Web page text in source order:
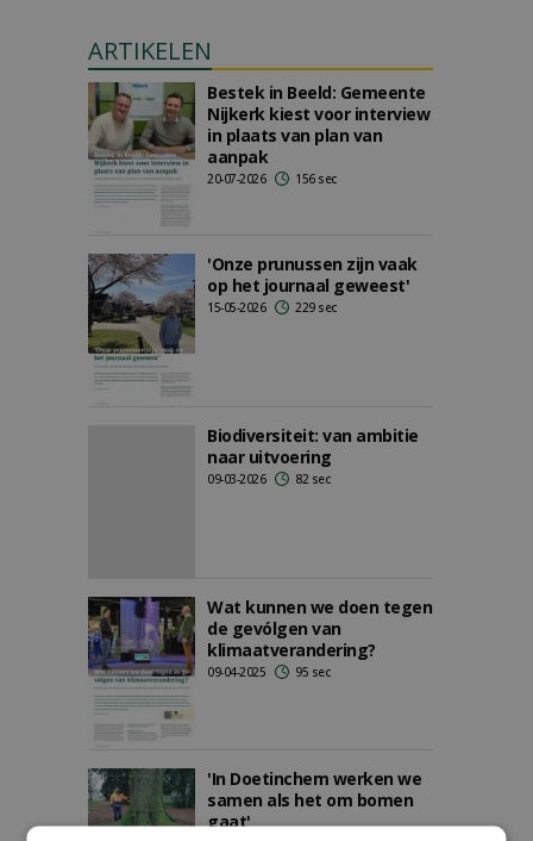
ARTIKELEN
Bestek in Beeld: Gemeente
Nijkerk kiest voor interview
in plaats van plan van
aanpak
20-07-2026 156 sec
'Onze prunussen zijn vaak
op het journaal geweest'
15-05-2026 229 sec
Biodiversiteit: van ambitie
naar uitvoering
09-03-2026 82 sec
Wat kunnen we doen tegen
de gevólgen van
klimaatverandering?
09-04-2025 95 sec
'In Doetinchem werken we
samen als het om bomen
gaat'